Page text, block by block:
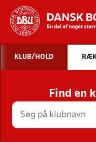
STILLINGER,
KLUB/HOLD
Find en